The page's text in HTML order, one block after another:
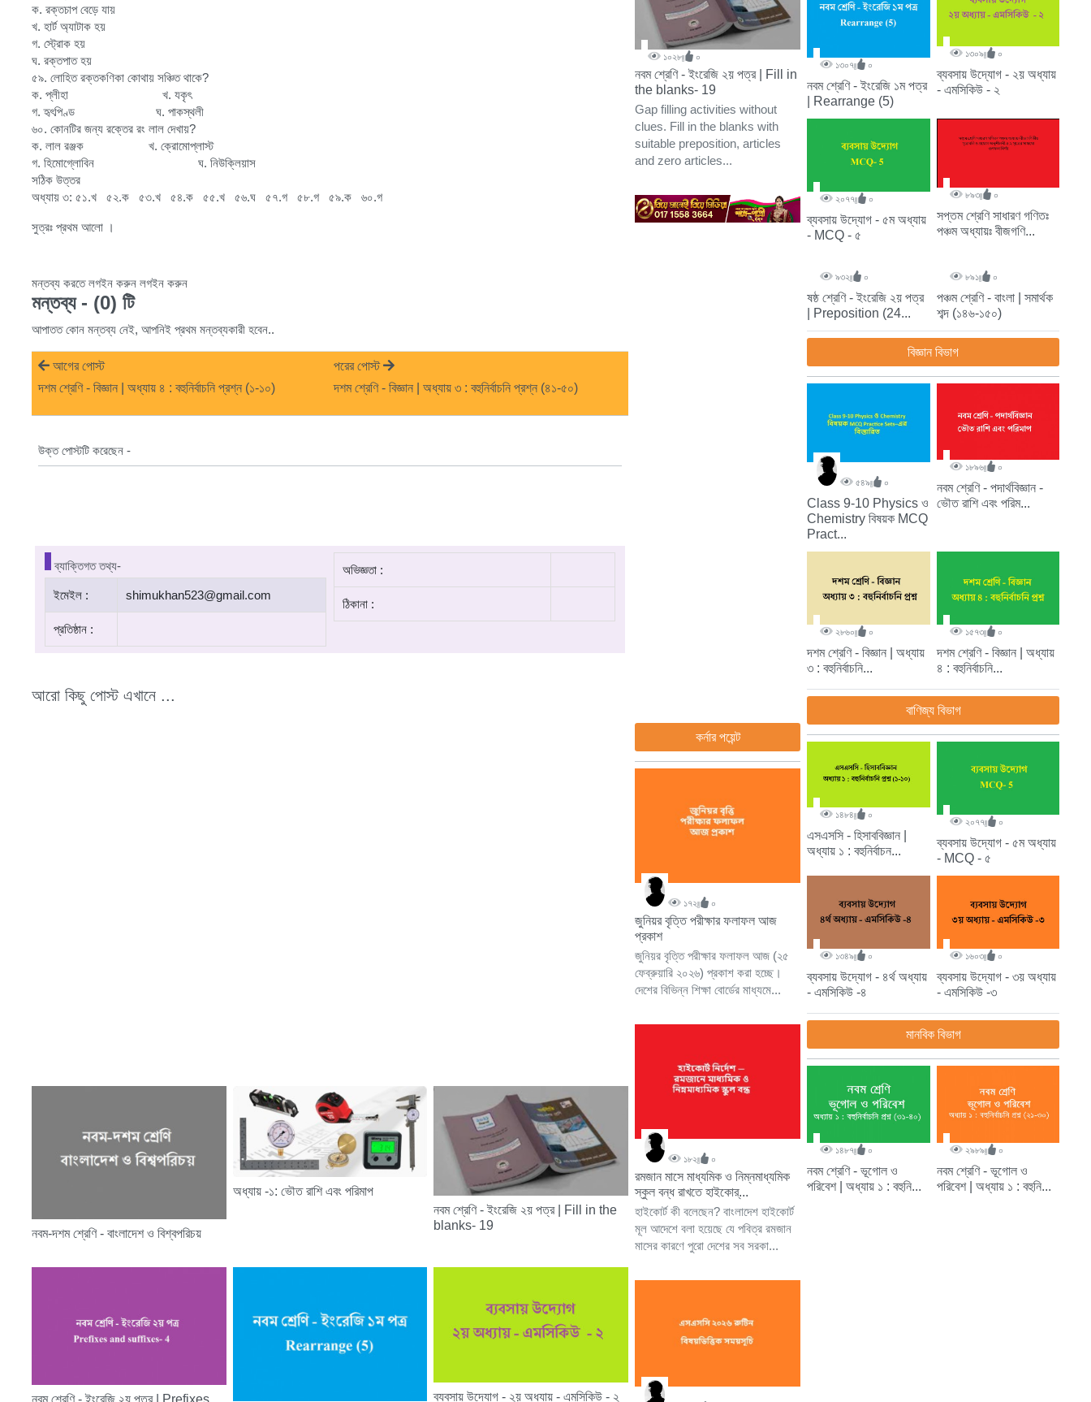
ক. রক্তচাপ বেড়ে যায়
খ. হার্ট অ্যাটাক হয়
গ. স্ট্রোক হয়
ঘ. রক্তপাত হয়
৫৯. লোহিত রক্তকণিকা কোথায় সঞ্চিত থাকে?
ক. প্লীহা খ. যকৃৎ
গ. হৃৎপিণ্ড ঘ. পাকস্থলী
৬০. কোনটির জন্য রক্তের রং লাল দেখায়?
ক. লাল রঞ্জক খ. ক্রোমোপ্লাস্ট
গ. হিমোগ্লোবিন ঘ. নিউক্লিয়াস
সঠিক উত্তর
অধ্যায় ৩: ৫১.খ ৫২.ক ৫৩.খ ৫৪.ক ৫৫.খ ৫৬.ঘ ৫৭.গ ৫৮.গ ৫৯.ক ৬০.গ
সুত্রঃ প্রথম আলো ।
মন্তব্য করতে লগইন করুন লগইন করুন
মন্তব্য - (0) টি
আপাতত কোন মন্তব্য নেই, আপনিই প্রথম মন্তব্যকারী হবেন..
আগের পোস্ট
দশম শ্রেণি - বিজ্ঞান | অধ্যায় ৪ : বহুনির্বাচনি প্রশ্ন (১-১০)
পরের পোস্ট
দশম শ্রেণি - বিজ্ঞান | অধ্যায় ৩ : বহুনির্বাচনি প্রশ্ন (৪১-৫০)
উক্ত পোস্টটি করেছেন -
ব্যাক্তিগত তথ্য-
ইমেইল : shimukhan523@gmail.com
প্রতিষ্ঠান :
অভিজ্ঞতা :
ঠিকানা :
আরো কিছু পোস্ট এখানে ...
নবম-দশম শ্রেণি - বাংলাদেশ ও বিশ্বপরিচয়
অধ্যায় -১: ভৌত রাশি এবং পরিমাপ
নবম শ্রেণি - ইংরেজি ২য় পত্র | Fill in the
blanks- 19
নবম শ্রেণি - ইংরেজি ২য় পত্র | Prefixes ব্যবসায় উদ্যোগ - ২য় অধ্যায় - এমসিকিউ - ২
১০২৮ ০
নবম শ্রেণি - ইংরেজি ২য় পত্র | Fill in
the blanks- 19
Gap filling activities without
clues. Fill in the blanks with
suitable preposition, articles
and zero articles...
কর্নার পয়েন্ট
১৭২ ০
জুনিয়র বৃত্তি পরীক্ষার ফলাফল আজ
প্রকাশ
জুনিয়র বৃত্তি পরীক্ষার ফলাফল আজ (২৫
ফেব্রুয়ারি ২০২৬) প্রকাশ করা হচ্ছে।
দেশের বিভিন্ন শিক্ষা বোর্ডের মাধ্যমে...
১৮২ ০
রমজান মাসে মাধ্যমিক ও নিম্নমাধ্যমিক
স্কুল বন্ধ রাখতে হাইকোর্...
হাইকোর্ট কী বলেছেন? বাংলাদেশ হাইকোর্ট
মূল আদেশে বলা হয়েছে যে পবিত্র রমজান
মাসের কারণে পুরো দেশের সব সরকা...
১৩০৭ ০
নবম শ্রেণি - ইংরেজি ১ম পত্র
| Rearrange (5)
১৩০৯ ০
ব্যবসায় উদ্যোগ - ২য় অধ্যায়
- এমসিকিউ - ২
২০৭৭ ০
ব্যবসায় উদ্যোগ - ৫ম অধ্যায়
- MCQ - ৫
৮৯৩ ০
সপ্তম শ্রেণি সাধারণ গণিতঃ
পঞ্চম অধ্যায়ঃ বীজগণি...
৯৩২ ০
ষষ্ঠ শ্রেণি - ইংরেজি ২য় পত্র
| Preposition (24...
৮৯১ ০
পঞ্চম শ্রেণি - বাংলা | সমার্থক
শব্দ (১৪৬-১৫০)
বিজ্ঞান বিভাগ
৫৪৯ ০
Class 9-10 Physics ও
Chemistry বিষয়ক MCQ
Pract...
১৮৯৬ ০
নবম শ্রেণি - পদার্থবিজ্ঞান -
ভৌত রাশি এবং পরিম...
২৮৬০ ০
দশম শ্রেণি - বিজ্ঞান | অধ্যায়
৩ : বহুনির্বাচনি...
১৫৭৩ ০
দশম শ্রেণি - বিজ্ঞান | অধ্যায়
৪ : বহুনির্বাচনি...
বাণিজ্য বিভাগ
১৪৮৪ ০
এসএসসি - হিসাববিজ্ঞান |
অধ্যায় ১ : বহুনির্বাচন...
২০৭৭ ০
ব্যবসায় উদ্যোগ - ৫ম অধ্যায়
- MCQ - ৫
১৩৪৯ ০
ব্যবসায় উদ্যোগ - ৪র্থ অধ্যায়
- এমসিকিউ -৪
১৬০৩ ০
ব্যবসায় উদ্যোগ - ৩য় অধ্যায়
- এমসিকিউ -৩
মানবিক বিভাগ
১৪৮৭ ০
নবম শ্রেণি - ভূগোল ও
পরিবেশ | অধ্যায় ১ : বহুনি...
২৯৮৯ ০
নবম শ্রেণি - ভূগোল ও
পরিবেশ | অধ্যায় ১ : বহুনি...